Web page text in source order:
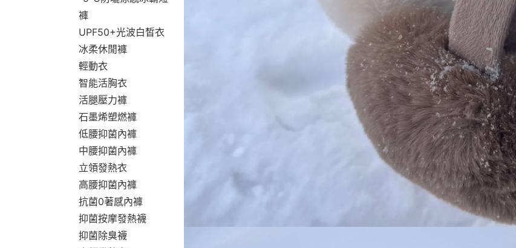
褲
UPF50+光波白皙衣
冰柔休閒褲
輕動衣
智能活胸衣
活腿壓力褲
石墨烯塑燃褲
低腰抑菌內褲
中腰抑菌內褲
立領發熱衣
高腰抑菌內褲
抗菌0著感內褲
抑菌按摩發熱襪
抑菌除臭襪